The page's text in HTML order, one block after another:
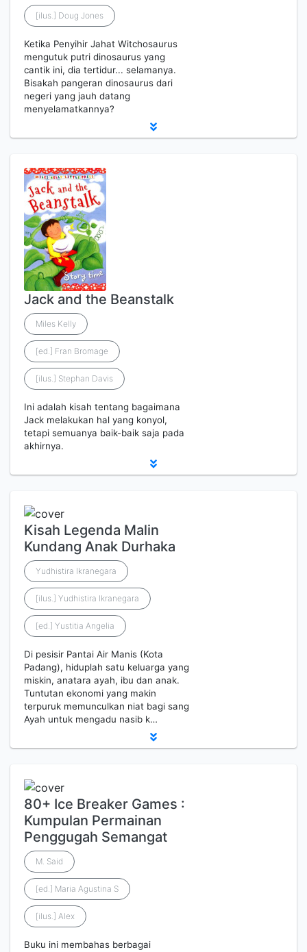
[ilus.] Doug Jones
Ketika Penyihir Jahat Witchosaurus
mengutuk putri dinosaurus yang
cantik ini, dia tertidur... selamanya.
Bisakah pangeran dinosaurus dari
negeri yang jauh datang
menyelamatkannya?
Jack and the Beanstalk
Miles Kelly
[ed.] Fran Bromage
[ilus.] Stephan Davis
Ini adalah kisah tentang bagaimana
Jack melakukan hal yang konyol,
tetapi semuanya baik-baik saja pada
akhirnya.
Kisah Legenda Malin
Kundang Anak Durhaka
Yudhistira Ikranegara
[ilus.] Yudhistira Ikranegara
[ed.] Yustitia Angelia
Di pesisir Pantai Air Manis (Kota
Padang), hiduplah satu keluarga yang
miskin, anatara ayah, ibu dan anak.
Tuntutan ekonomi yang makin
terpuruk memunculkan niat bagi sang
Ayah untuk mengadu nasib k…
80+ Ice Breaker Games :
Kumpulan Permainan
Penggugah Semangat
M. Said
[ed.] Maria Agustina S
[ilus.] Alex
Buku ini membahas berbagai